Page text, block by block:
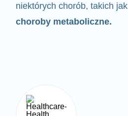
niektórych chorób, takich jak
choroby metaboliczne.